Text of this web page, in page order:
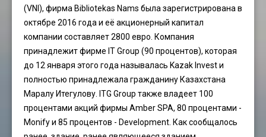
(VNI), фирма Bibliotekas Nams была зарегистрирована в
октябре 2016 года и её акционерный капитал
компании составляет 2800 евро. Компания
принадлежит фирме IT Group (90 процентов), которая
до 12 января этого года называлась Kazak Invest и
полностью принадлежала гражданину Казахстана
Маралу Итегулову. ITG Group также владеет 100
процентами акций фирмы Amber SPA, 80 процентами -
Monify и 85 процентов - Development. Как сообщалось